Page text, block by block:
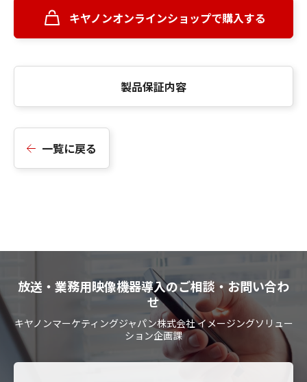
キヤノンオンラインショップで購入する
製品保証内容
一覧に戻る
放送・業務用映像機器導入のご相談・お問い合わ
せ
キヤノンマーケティングジャパン株式会社 イメージングソリュー
ション企画課